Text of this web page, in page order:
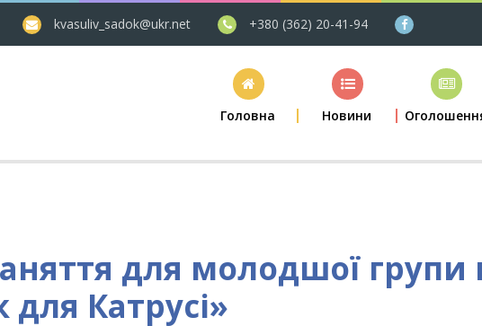
kvasuliv_sadok@ukr.net +380 (362) 20-41-94
Головна Новини
для молодшої групи
Катрусі»